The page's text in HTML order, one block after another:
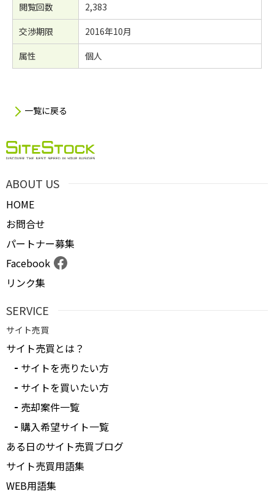
閲覧回数
2,383
交渉期限
2016年10月
属性
個人
一覧に戻る
ABOUT US
HOME
お問合せ
パートナー募集
Facebook
リンク集
SERVICE
サイト売買
サイト売買とは？
サイトを売りたい方
サイトを買いたい方
売却案件一覧
購入希望サイト一覧
ある日のサイト売買ブログ
サイト売買用語集
WEB用語集